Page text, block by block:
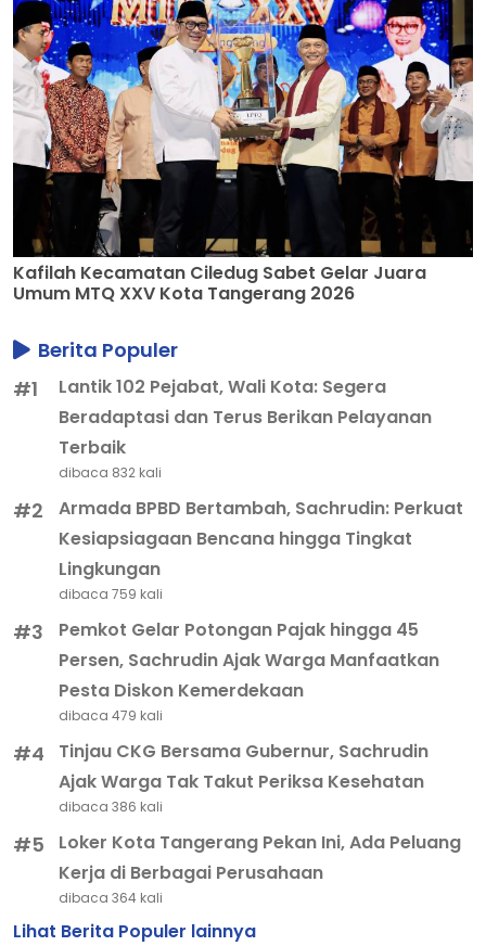
Kafilah Kecamatan Ciledug Sabet Gelar Juara
Umum MTQ XXV Kota Tangerang 2026
Berita Populer
#1
Lantik 102 Pejabat, Wali Kota: Segera
Beradaptasi dan Terus Berikan Pelayanan
Terbaik
dibaca 832 kali
#2
Armada BPBD Bertambah, Sachrudin: Perkuat
Kesiapsiagaan Bencana hingga Tingkat
Lingkungan
dibaca 759 kali
#3
Pemkot Gelar Potongan Pajak hingga 45
Persen, Sachrudin Ajak Warga Manfaatkan
Pesta Diskon Kemerdekaan
dibaca 479 kali
#4
Tinjau CKG Bersama Gubernur, Sachrudin
Ajak Warga Tak Takut Periksa Kesehatan
dibaca 386 kali
#5
Loker Kota Tangerang Pekan Ini, Ada Peluang
Kerja di Berbagai Perusahaan
dibaca 364 kali
Lihat Berita Populer lainnya